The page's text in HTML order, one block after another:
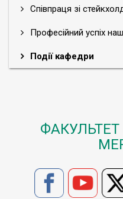
Співпраця зі
Професійний успіх
Події кафедри